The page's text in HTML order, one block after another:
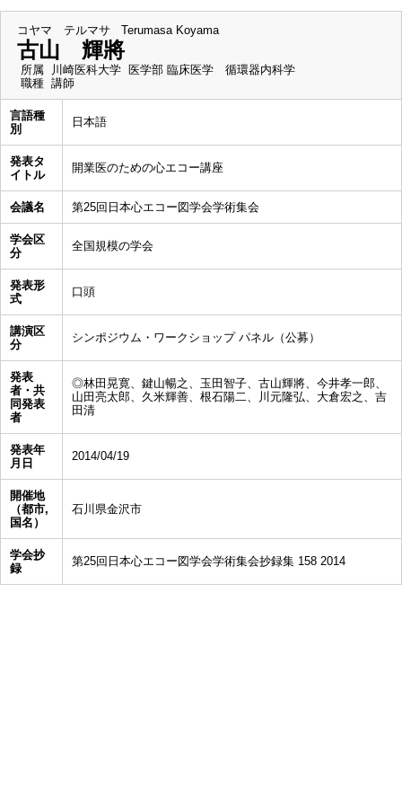
コヤマ テルマサ Terumasa Koyama
古山 輝將
所属
川崎医科大学 医学部 臨床医学 循環器内科学
職種 講師
言語種
別
日本語
発表タ
イトル
開業医のための心エコー講座
会議名 第25回日本心エコー図学会学術集会
学会区
分
全国規模の学会
発表形
式
口頭
講演区
分
シンポジウム・ワークショップ パネル（公募）
発表
者・共
同発表
者
◎林田晃寛、鍵山暢之、玉田智子、古山輝將、今井孝一郎、
山田亮太郎、久米輝善、根石陽二、川元隆弘、大倉宏之、吉
田清
発表年
月日
2014/04/19
開催地
（都市,
国名）
石川県金沢市
学会抄
録
第25回日本心エコー図学会学術集会抄録集 158 2014